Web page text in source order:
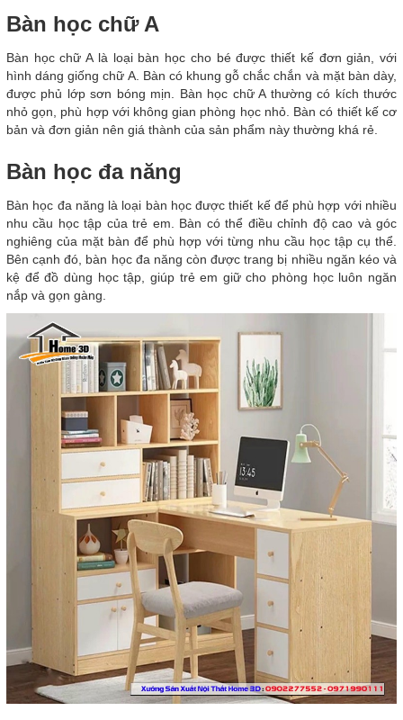
Bàn học chữ A
Bàn học chữ A là loại bàn học cho bé được thiết kế đơn giản, với
hình dáng giống chữ A. Bàn có khung gỗ chắc chắn và mặt bàn dày,
được phủ lớp sơn bóng mịn. Bàn học chữ A thường có kích thước
nhỏ gọn, phù hợp với không gian phòng học nhỏ. Bàn có thiết kế cơ
bản và đơn giản nên giá thành của sản phẩm này thường khá rẻ.
Bàn học đa năng
Bàn học đa năng là loại bàn học được thiết kế để phù hợp với nhiều
nhu cầu học tập của trẻ em. Bàn có thể điều chỉnh độ cao và góc
nghiêng của mặt bàn để phù hợp với từng nhu cầu học tập cụ thể.
Bên cạnh đó, bàn học đa năng còn được trang bị nhiều ngăn kéo và
kệ để đồ dùng học tập, giúp trẻ em giữ cho phòng học luôn ngăn
nắp và gọn gàng.